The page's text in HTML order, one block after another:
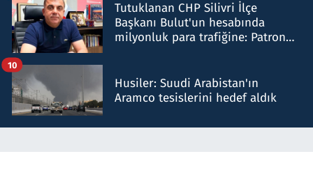
Tutuklanan CHP Silivri İlçe
Başkanı Bulut'un hesabında
milyonluk para trafiğine: Patron
Husiler: Suudi Arabistan'ın
Aramco tesislerini hedef aldık
10